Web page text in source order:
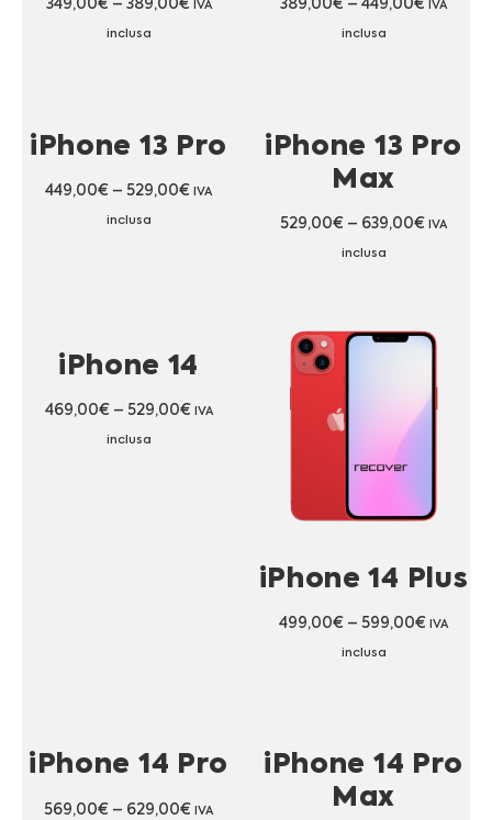
349,00€ – 389,00€ IVA
inclusa
389,00€ – 449,00€ IVA
inclusa
iPhone 13 Pro
449,00€ – 529,00€ IVA
inclusa
iPhone 13 Pro
Max
529,00€ – 639,00€ IVA
inclusa
iPhone 14
469,00€ – 529,00€ IVA
inclusa
iPhone 14 Plus
499,00€ – 599,00€ IVA
inclusa
iPhone 14 Pro
569,00€ – 629,00€ IVA
iPhone 14 Pro
Max